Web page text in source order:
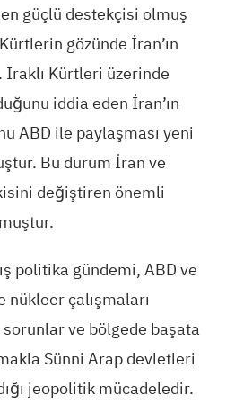
güçlü destekçisi olmuş
gözünde İran’ın
Iraklı Kürtleri üzerinde
iddia eden İran’ın
ABD ile paylaşması yeni
Bu durum İran ve
değiştiren önemli
politika gündemi, ABD ve
çalışmaları
sorunlar ve bölgede başata
Sünni Arap devletleri
jeopolitik mücadeledir.